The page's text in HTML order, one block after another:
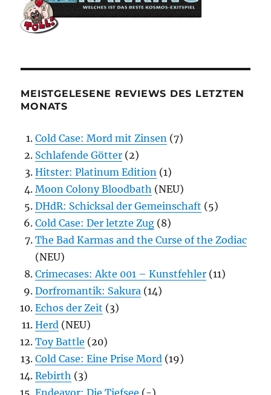
MEISTGELESENE REVIEWS DES LETZTEN
MONATS
Cold Case: Mord mit Zinsen (7)
Schlafende Götter (2)
Hitster: Platinum Edition (1)
Moon Colony Bloodbath (NEU)
DHdR: Schicksal der Gemeinschaft (5)
Cold Case: Der letzte Zug (8)
The Bad Karmas and the Curse of the Zodiac
(NEU)
Crimecases: Akte 001 – Kunstfehler (11)
Dorfromantik: Sakura (14)
Echos der Zeit (3)
Herd (NEU)
Toy Battle (20)
Cold Case: Eine Prise Mord (19)
Rebirth (3)
Endeavor: Die Tiefsee (-)